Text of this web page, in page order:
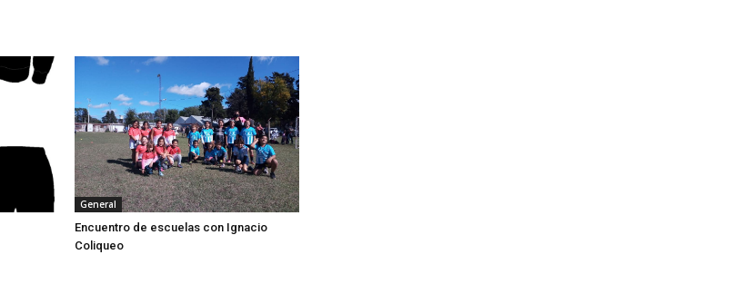
General
Encuentro de escuelas con Ignacio
Coliqueo